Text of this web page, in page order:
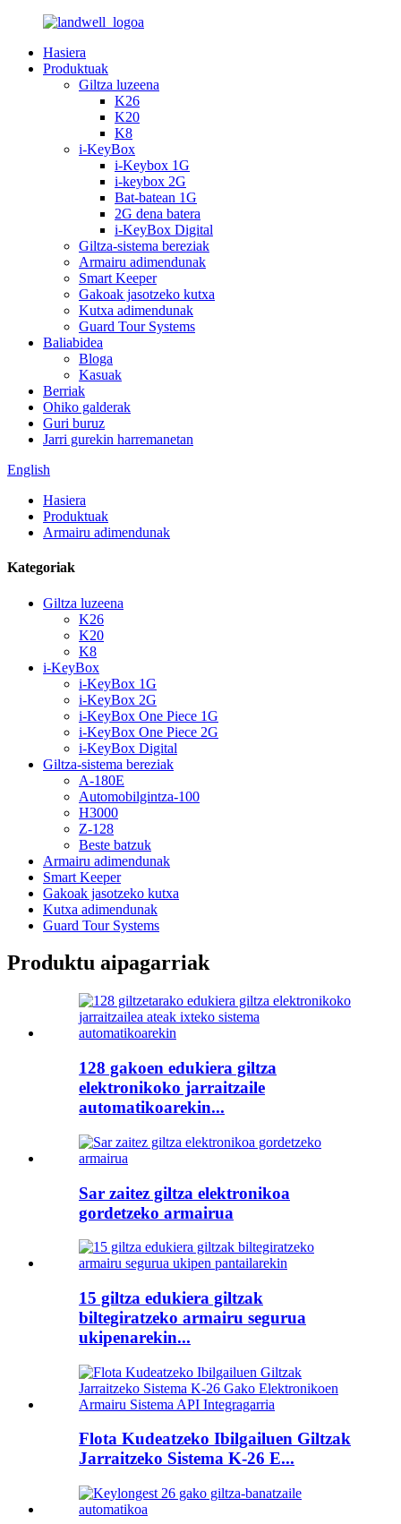
Hasiera
Produktuak
Giltza luzeena
K26
K20
K8
i-KeyBox
i-Keybox 1G
i-keybox 2G
Bat-batean 1G
2G dena batera
i-KeyBox Digital
Giltza-sistema bereziak
Armairu adimendunak
Smart Keeper
Gakoak jasotzeko kutxa
Kutxa adimendunak
Guard Tour Systems
Baliabidea
Bloga
Kasuak
Berriak
Ohiko galderak
Guri buruz
Jarri gurekin harremanetan
English
Hasiera
Produktuak
Armairu adimendunak
Kategoriak
Giltza luzeena
K26
K20
K8
i-KeyBox
i-KeyBox 1G
i-KeyBox 2G
i-KeyBox One Piece 1G
i-KeyBox One Piece 2G
i-KeyBox Digital
Giltza-sistema bereziak
A-180E
Automobilgintza-100
H3000
Z-128
Beste batzuk
Armairu adimendunak
Smart Keeper
Gakoak jasotzeko kutxa
Kutxa adimendunak
Guard Tour Systems
Produktu aipagarriak
128 gakoen edukiera giltza
elektronikoko jarraitzaile
automatikoarekin...
Sar zaitez giltza elektronikoa
gordetzeko armairua
15 giltza edukiera giltzak
biltegiratzeko armairu segurua
ukipenarekin...
Flota Kudeatzeko Ibilgailuen Giltzak
Jarraitzeko Sistema K-26 E...